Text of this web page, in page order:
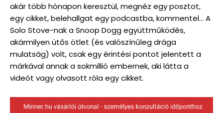
akár több hónapon keresztül, megnéz egy posztot,
egy cikket, belehallgat egy podcastba, kommentel… A
Solo Stove-nak a Snoop Dogg együttműködés,
akármilyen ütős ötlet (és valószínűleg drága
mulatság) volt, csak egy érintési pontot jelentett a
márkával annak a sokmillió embernek, aki látta a
videót vagy olvasott róla egy cikket.